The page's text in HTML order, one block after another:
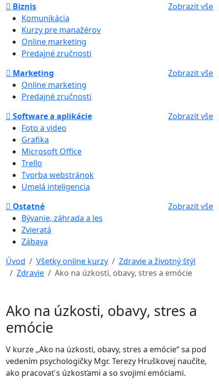
Biznis
Zobrazit vše
Komunikácia
Kurzy pre manažérov
Online marketing
Predajné zručnosti
Marketing
Zobrazit vše
Online marketing
Predajné zručnosti
Software a aplikácie
Zobrazit vše
Foto a video
Grafika
Microsoft Office
Trello
Tvorba webstránok
Umelá inteligencia
Ostatné
Zobrazit vše
Bývanie, záhrada a les
Zvieratá
Zábava
Úvod
Všetky online kurzy
Zdravie a životný štýl
Zdravie
Ako na úzkosti, obavy, stres a emócie
Ako na úzkosti, obavy, stres a
emócie
V kurze „Ako na úzkosti, obavy, stres a emócie“ sa pod
vedením psychologičky Mgr. Terezy Hruškovej naučíte,
ako pracovať s úzkosťami a so svojimi emóciami.